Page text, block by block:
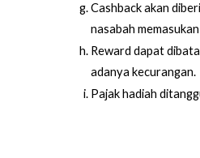
Cashback akan
nasabah
Reward dapat
adanya kecurangan.
Pajak hadiah